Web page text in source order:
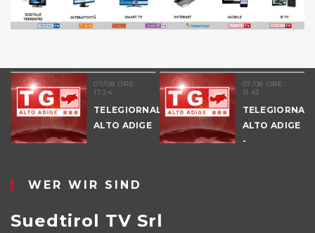
07/08 ORE:
17.24
TELEGIORNALE
ALTO ADIGE
07/08 ORE:
11.43
ALTO ADIGE
-
WER WIR SIND
Suedtirol TV Srl